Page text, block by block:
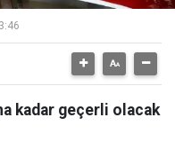
kadar geçerli olacak